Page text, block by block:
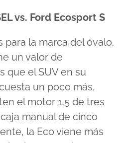
vs. Ford Ecosport S
para la marca del óvalo.
un valor de
que el SUV en su
un poco más,
el motor 1.5 de tres
manual de cinco
la Eco viene más